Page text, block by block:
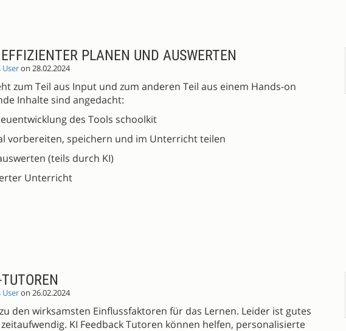
PLANEN UND AUSWERTEN
on 28.02.2024
zum Teil aus Input und zum anderen Teil aus einem Hands-on
Inhalte sind angedacht:
des Tools schoolkit
vorbereiten, speichern und im Unterricht teilen
(teils durch KI)
Unterricht
on 26.02.2024
den wirksamsten Einflussfaktoren für das Lernen. Leider ist gutes
KI Feedback Tutoren können helfen, personalisierte